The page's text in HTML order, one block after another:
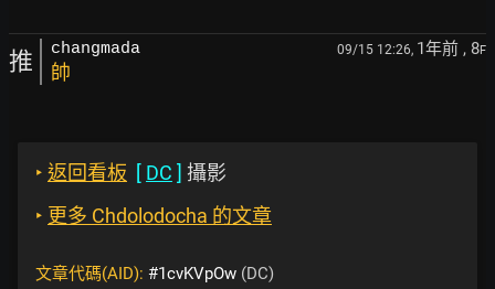
推 changmada 09/15 12:26, 1年前 , 8F
帥
‣ 返回看板 [ DC ] 攝影
‣ 更多 Chdolodocha 的文章
文章代碼(AID): #1cvKVpOw (DC)